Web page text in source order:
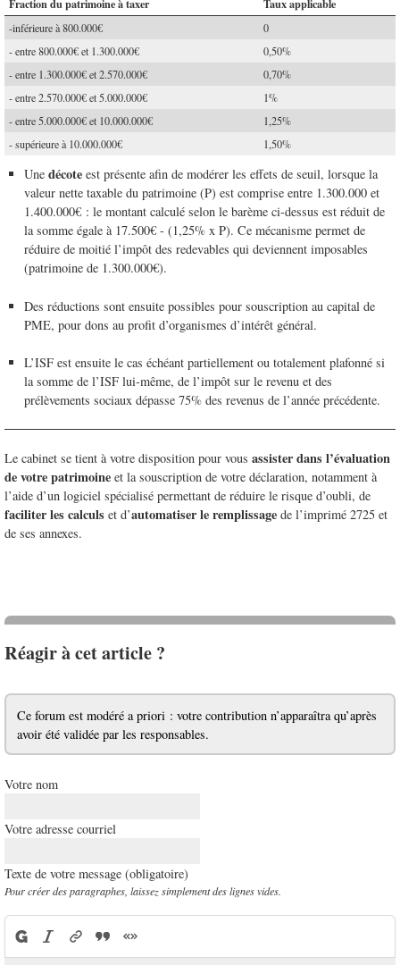
Fraction du patrimoine à taxer Taux applicable
-inférieure à 800.000€
0
- entre 800.000€ et 1.300.000€
0,50%
- entre 1.300.000€ et 2.570.000€
0,70%
- entre 2.570.000€ et 5.000.000€
1%
- entre 5.000.000€ et 10.000.000€
1,25%
- supérieure à 10.000.000€
1,50%
Une décoteest présente afin de modérer les effets de seuil, lorsque la
valeur nette taxable du patrimoine (P) est comprise entre 1.300.000 et
1.400.000€ : le montant calculé selon le barème ci-dessus est réduit de
la somme égale à 17.500€ - (1,25% x P). Ce mécanisme permet de
réduire de moitié l’impôt des redevables qui deviennent imposables
(patrimoine de 1.300.000€).
Des réductions sont ensuite possibles pour souscription au capital de
PME, pour dons au profit d’organismes d’intérêt général.
L’ISF est ensuite le cas échéant partiellement ou totalement plafonné si
la somme de l’ISF lui-même, de l’impôt sur le revenu et des
prélèvements sociaux dépasse 75% des revenus de l’année précédente.
Le cabinet se tient à votre disposition pour vous assister dans l’évaluation
de votre patrimoine et la souscription de votre déclaration, notamment à
l’aide d’un logiciel spécialisé permettant de réduire le risque d’oubli, de
faciliter les calculs et d’automatiser le remplissage de l’imprimé 2725 et
de ses annexes.
Réagir à cet article ?
Ce forum est modéré a priori : votre contribution n’apparaîtra qu’après
avoir été validée par les responsables.
Votre nom
Votre adresse courriel
Texte de votre message (obligatoire)
Pour créer des paragraphes, laissez simplement des lignes vides.